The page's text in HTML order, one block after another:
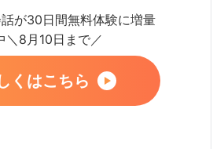
が30日間無料体験に増量
＼8月10日まで／
くはこちら